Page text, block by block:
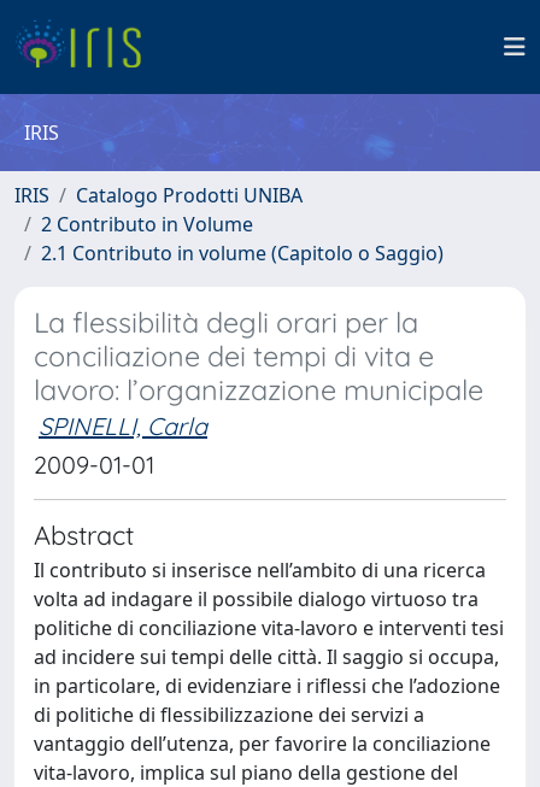
IRIS
IRIS
Catalogo Prodotti UNIBA
2 Contributo in Volume
2.1 Contributo in volume (Capitolo o Saggio)
La flessibilità degli orari per la
conciliazione dei tempi di vita e
lavoro: l’organizzazione municipale
SPINELLI, Carla
2009-01-01
Abstract
Il contributo si inserisce nell’ambito di una ricerca
volta ad indagare il possibile dialogo virtuoso tra
politiche di conciliazione vita-lavoro e interventi tesi
ad incidere sui tempi delle città. Il saggio si occupa,
in particolare, di evidenziare i riflessi che l’adozione
di politiche di flessibilizzazione dei servizi a
vantaggio dell’utenza, per favorire la conciliazione
vita-lavoro, implica sul piano della gestione del